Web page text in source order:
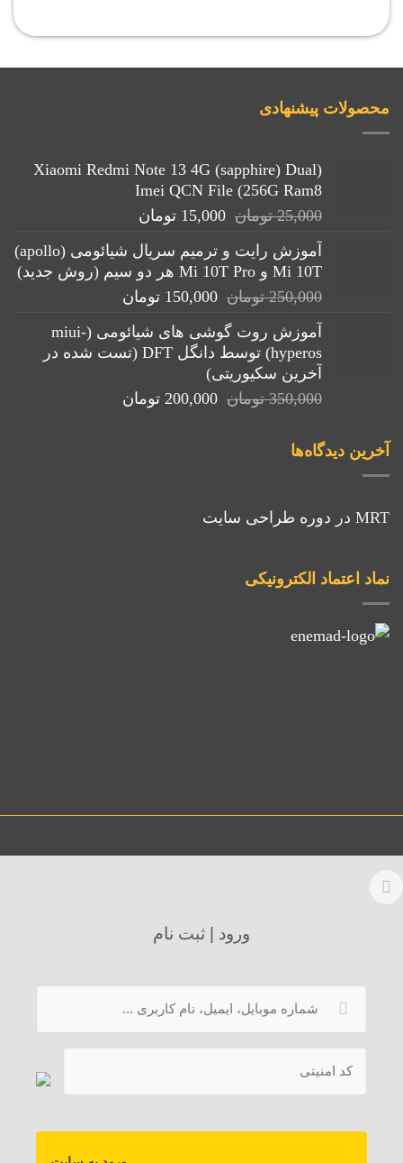
محصولات پیشنهادی
(Xiaomi Redmi Note 13 4G (sapphire) Dual
Imei QCN File (256G Ram8
25,000 تومان قیمت
25,000 تومان
بود.
15,000 تومان
15,000 تومان.
آموزش رایت و ترمیم سریال شیائومی (apollo)
Mi 10T و Mi 10T Pro هر دو سیم (روش جدید)
250,000 تومان قیمت
250,000 تومان
بود.
150,000 تومان
150,000 تومان.آموزش روت گوشی های شیائومی (miui-
hyperos) توسط دانگل DFT (تست شده در
آخرین سکیوریتی)
350,000 تومان قیمت
200,000 تومان
آخرین دیدگاه‌ها
MRT در دوره طراحی سایت
نماد اعتماد الکترونیکی
ورود | ثبت نام